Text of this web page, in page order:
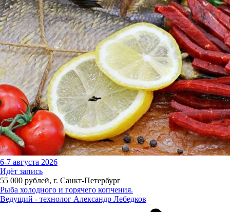
6-7 августа 2026
Идёт запись
55 000 рублей, г. Санкт-Петербург
Рыба холодного и горячего копчения.
Ведущий - технолог Александр Лебедков